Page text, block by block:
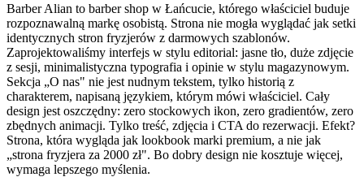
Barber Alian to barber shop w Łańcucie, którego właściciel buduje
rozpoznawalną markę osobistą. Strona nie mogła wyglądać jak setki
identycznych stron fryzjerów z darmowych szablonów.
Zaprojektowaliśmy interfejs w stylu editorial: jasne tło, duże zdjęcie
z sesji, minimalistyczna typografia i opinie w stylu magazynowym.
Sekcja „O nas" nie jest nudnym tekstem, tylko historią z
charakterem, napisaną językiem, którym mówi właściciel. Cały
design jest oszczędny: zero stockowych ikon, zero gradientów, zero
zbędnych animacji. Tylko treść, zdjęcia i CTA do rezerwacji. Efekt?
Strona, która wygląda jak lookbook marki premium, a nie jak
„strona fryzjera za 2000 zł". Bo dobry design nie kosztuje więcej,
wymaga lepszego myślenia.